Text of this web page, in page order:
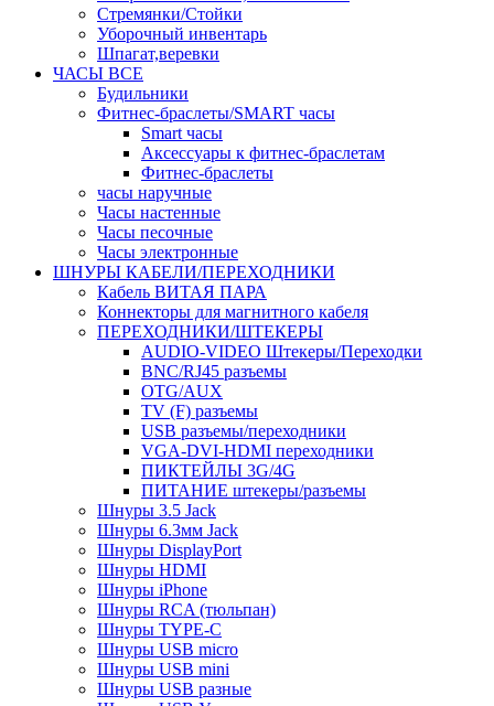
Стремянки/Стойки
Уборочный инвентарь
Шпагат,веревки
ЧАСЫ ВСЕ
Будильники
Фитнес-браслеты/SMART часы
Smart часы
Аксессуары к фитнес-браслетам
Фитнес-браслеты
часы наручные
Часы настенные
Часы песочные
Часы электронные
ШНУРЫ КАБЕЛИ/ПЕРЕХОДНИКИ
Кабель ВИТАЯ ПАРА
Коннекторы для магнитного кабеля
ПЕРЕХОДНИКИ/ШТЕКЕРЫ
AUDIO-VIDEO Штекеры/Переходки
BNC/RJ45 разъемы
OTG/AUX
TV (F) разъемы
USB разъемы/переходники
VGA-DVI-HDMI переходники
ПИКТЕЙЛЫ 3G/4G
ПИТАНИЕ штекеры/разъемы
Шнуры 3.5 Jack
Шнуры 6.3мм Jack
Шнуры DisplayPort
Шнуры HDMI
Шнуры iPhone
Шнуры RCA (тюльпан)
Шнуры TYPE-C
Шнуры USB micro
Шнуры USB mini
Шнуры USB разные